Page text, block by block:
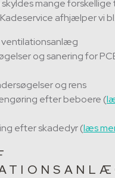
skyldes mange forskellige
afhjælper vi
ventilationsanlæg
og sanering for
og rens
efter beboere (
efter skadedyr (læs